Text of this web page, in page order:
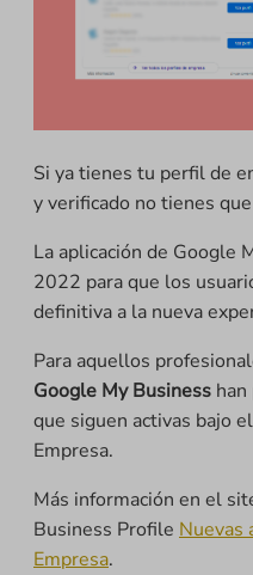
Si ya tienes tu perfil de
y verificado no tienes
La aplicación de Google
2022 para que los
definitiva a la nueva
Para aquellos
Google My Business
que siguen activas bajo
Empresa.
Más información en el
Business Profile Nuevas
Empresa.